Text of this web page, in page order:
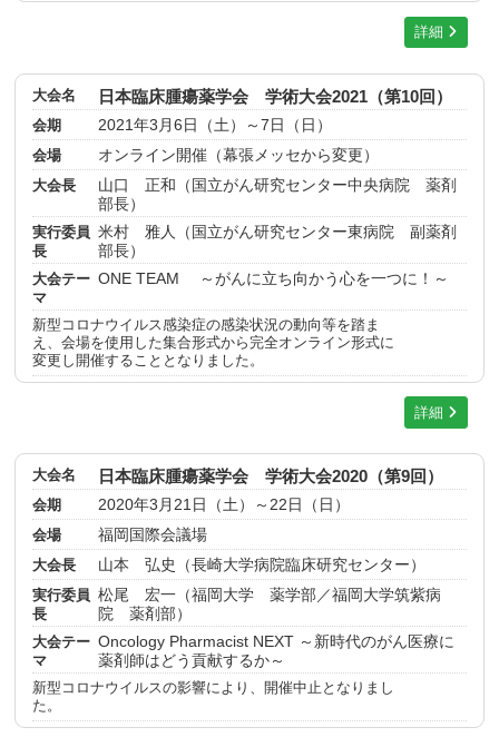
詳細
大会名 日本臨床腫瘍薬学会 学術大会2021（第10回）
会期
2021年3月6日（土）～7日（日）
会場
オンライン開催（幕張メッセから変更）
大会長
山口 正和（国立がん研究センター中央病院 薬剤
部長）
実行委員
長
米村 雅人（国立がん研究センター東病院 副薬剤
部長）
大会テー
マ
ONE TEAM ～がんに立ち向かう心を一つに！～
新型コロナウイルス感染症の感染状況の動向等を踏ま
え、会場を使用した集合形式から完全オンライン形式に
変更し開催することとなりました。
詳細
大会名 日本臨床腫瘍薬学会 学術大会2020（第9回）
会期
2020年3月21日（土）～22日（日）
会場
福岡国際会議場
大会長
山本 弘史（長崎大学病院臨床研究センター）
実行委員
長
松尾 宏一（福岡大学 薬学部／福岡大学筑紫病
院 薬剤部）
大会テー
マ
Oncology Pharmacist NEXT ～新時代のがん医療に
薬剤師はどう貢献するか～
新型コロナウイルスの影響により、開催中止となりまし
た。